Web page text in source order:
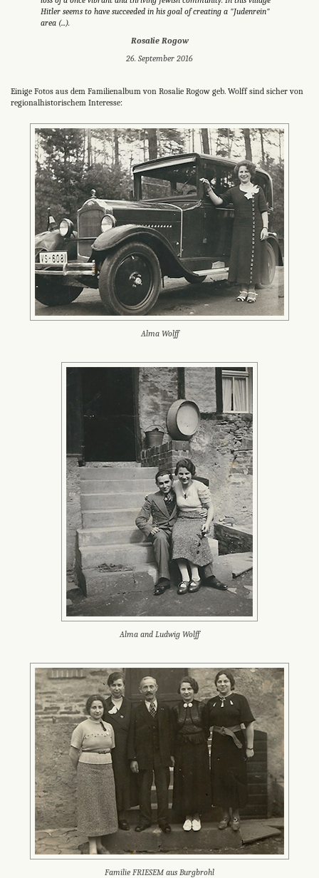
Hitler seems to have succeeded in his goal of creating a "Judenrein"
area (...).
Rosalie Rogow
26. September 2016
Einige Fotos aus dem Familienalbum von Rosalie Rogow geb. Wolff sind sicher von
regionalhistorischem Interesse:
Alma Wolff
Alma and Ludwig Wolff
Familie FRIESEM aus Burgbrohl